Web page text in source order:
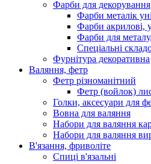
Фарби для декорування
Фарби металік
Фарби акрилові,
Фарби для
Спеціальні
Фурнітура декоративна
Валяння, фетр
Фетр різноманітний
Фетр (войлок)
Голки, аксесуари для
Вовна для валяння
Набори для валяння
Набори для валяння
В'язання, фриволіте
Спиці в'язальні